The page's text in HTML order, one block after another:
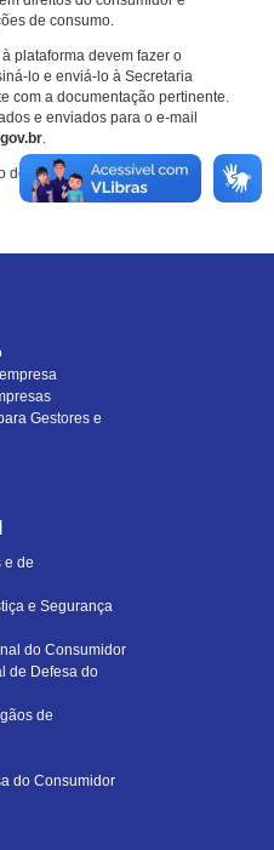
de consumo.
plataforma devem fazer o
lo e enviá-lo à Secretaria
com a documentação pertinente.
e enviados para o e-mail
.
de Adesão.
Gestores e
e de
e Segurança
do Consumidor
de Defesa do
de
do Consumidor